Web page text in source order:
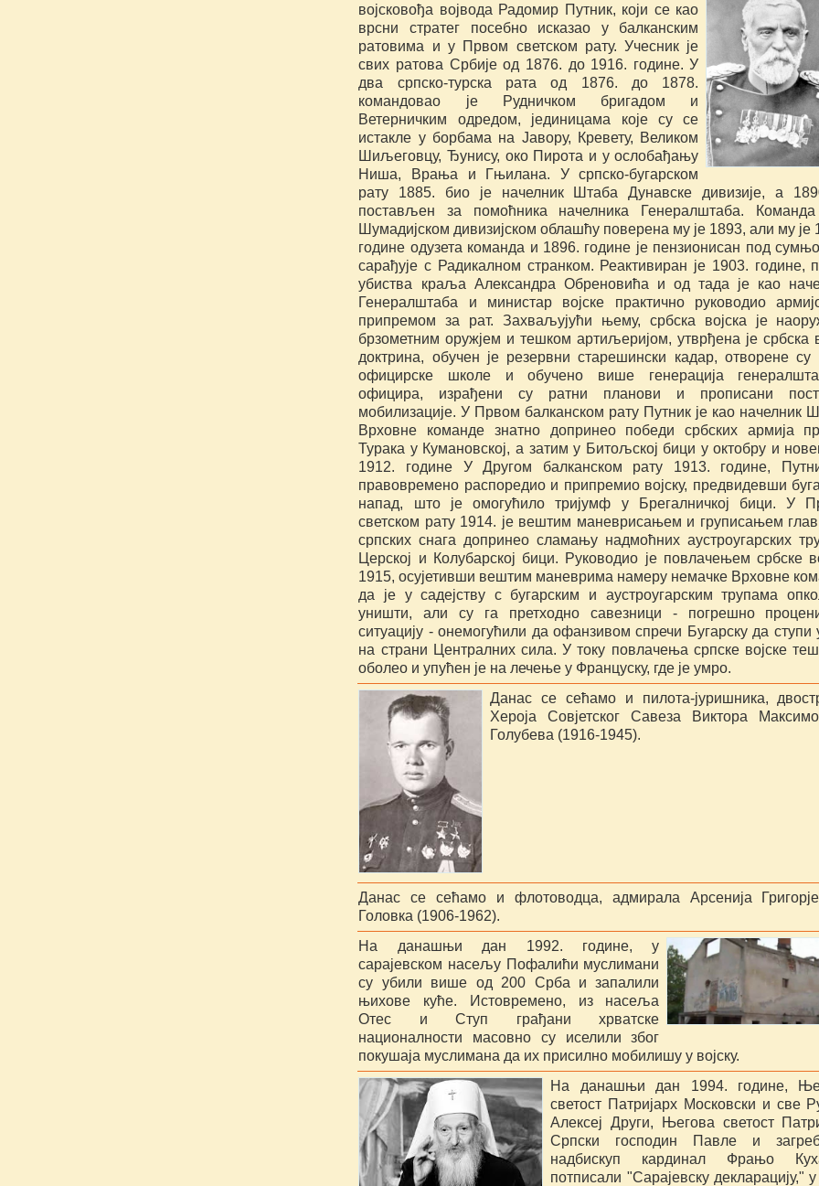
војсковођа војвода Радомир Путник, који се као
врсни стратег посебно исказао у балканским
ратовима и у Првом светском рату. Учесник је
свих ратова Србије од 1876. до 1916. године. У
два српско-турска рата од 1876. до 1878.
командовао је Рудничком бригадом и
Ветерничким одредом, јединицама које су се
истакле у борбама на Јавору, Кревету, Великом
Шиљеговцу, Ђунису, око Пирота и у ослобађању
Ниша, Врања и Гњилана. У српско-бугарском
рату 1885. био је начелник Штаба Дунавске дивизије, а
постављен за помоћника начелника Генералштаба.
Шумадијском дивизијском облашћу поверена му је 1893, али му је
године одузета команда и 1896. године је пензионисан под
сарађује с Радикалном странком. Реактивиран је 1903. године,
убиства краља Александра Обреновића и од тада је као
Генералштаба и министар војске практично руководио
припремом за рат. Захваљујући њему, србска војска је
брзометним оружјем и тешком артиљеријом, утврђена је србска
доктрина, обучен је резервни старешински кадар, отворене су
официрске школе и обучено више генерација
официра, израђени су ратни планови и прописани
мобилизације. У Првом балканском рату Путник је као начелник
Врховне команде знатно допринео победи србских армија
Турака у Кумановској, а затим у Битољској бици у октобру и
1912. године У Другом балканском рату 1913. године,
правовремено распоредио и припремио војску, предвидевши
напад, што је омогућило тријумф у Брегалничкој бици. У
светском рату 1914. је вештим маневрисањем и груписањем
српских снага допринео сламању надмоћних аустроугарских
Церској и Колубарској бици. Руководио је повлачењем србске
1915, осујетивши вештим маневрима намеру немачке Врховне
да је у садејству с бугарским и аустроугарским трупама
уништи, али су га претходно савезници - погрешно
ситуацију - онемогућили да офанзивом спречи Бугарску да ступи
на страни Централних сила. У току повлачења српске војске
оболео и упућен је на лечење у Француску, где је умро.
Данас се сећамо и пилота-јуришника,
Хероја Совјетског Савеза Виктора
Голубева (1916-1945).
Данас се сећамо и флотоводца, адмирала Арсенија
Головка (1906-1962).
На данашњи дан 1992. године, у
сарајевском насељу Пофалићи муслимани
су убили више од 200 Срба и запалили
њихове куће. Истовремено, из насеља
Отес и Ступ грађани хрватске
националности масовно су иселили због
покушаја муслимана да их присилно мобилишу у војску.
На данашњи дан 1994. године,
светост Патријарх Московски и све
Алексеј Други, Његова светост
Српски господин Павле и
надбискуп кардинал Фрањо
потписали "Сарајевску декларацију," у